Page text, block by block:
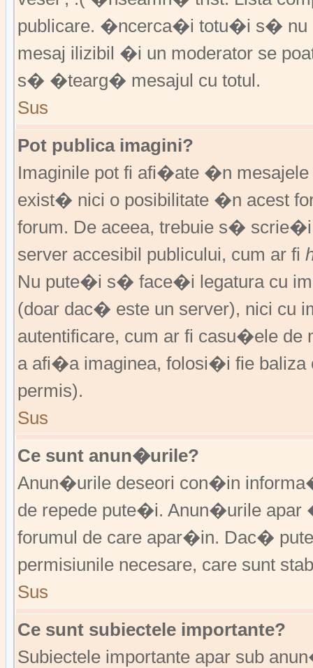
publicare. �ncerca�i totu�i s� nu
mesaj ilizibil �i un moderator se
s� �tearg� mesajul cu totul.
Sus
Pot publica imagini?
Imaginile pot fi afi�ate �n
exist� nici o posibilitate �n acest
forum. De aceea, trebuie s�
server accesibil publicului, cum ar fi
Nu pute�i s� face�i legatura cu
(doar dac� este un server), nici cu
autentificare, cum ar fi casu�ele de
a afi�a imaginea, folosi�i fie baliza
permis).
Sus
Ce sunt anun�urile?
Anun�urile deseori con�in
de repede pute�i. Anun�urile
forumul de care apar�in. Dac�
permisiunile necesare, care sunt
Sus
Ce sunt subiectele importante?
Subiectele importante apar sub